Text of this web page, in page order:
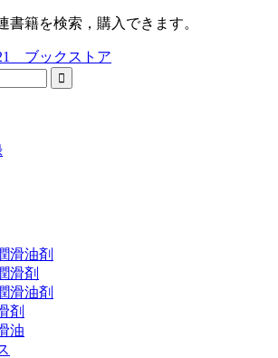
書籍を検索，購入できます。
ブックストア
滑油剤
滑剤
滑油剤
剤
油